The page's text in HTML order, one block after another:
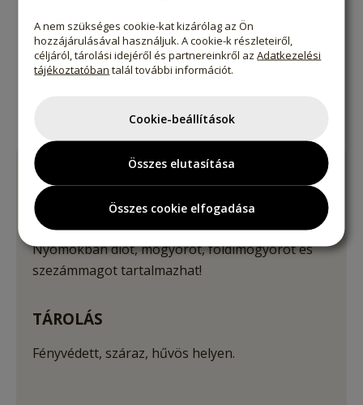
Sokoldalúan felhasználható
ÖSSZETEVŐK
Tengeri só, boróka-füst.
Nyomokban diót, mogyorót, földimogyorót és
szezámmagot tartalmazhat!
TÁROLÁS
Fényvédett, száraz, hűvös helyen.
A nem szükséges cookie-kat kizárólag az Ön
hozzájárulásával használjuk. A cookie-k részleteiről,
céljáról, tárolási idejéről és partnereinkről azAdatkezelési
tájékoztatóban talál további információt.
Cookie-beállítások
Összes elutasítása
Összes cookie elfogadása